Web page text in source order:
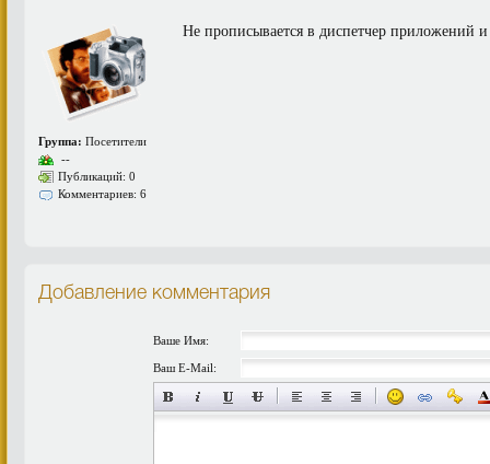
Группа: Посетители
--
Публикаций: 0
Комментариев: 6
Не прописывается в диспетчер приложений
Добавление комментария
Ваше Имя:
Ваш E-Mail: